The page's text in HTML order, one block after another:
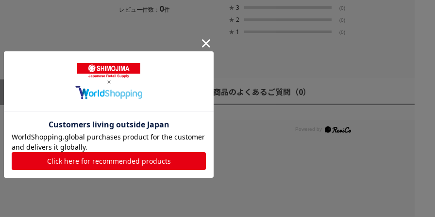
レビュー件数： 0件 ★ 3 (0)
★ 2 (0)
★ 1 (0)
商品のよくあるご質問 （0）
レビューはありません。